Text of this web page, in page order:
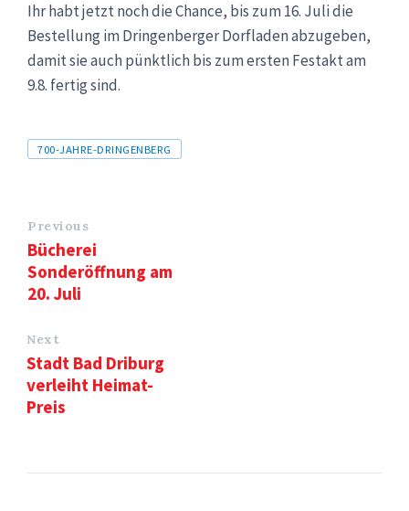
Ihr habt jetzt noch die Chance, bis zum 16. Juli die
Bestellung im Dringenberger Dorfladen abzugeben,
damit sie auch pünktlich bis zum ersten Festakt am
9.8. fertig sind.
Tags
700-JAHRE-DRINGENBERG
Previous
Bücherei
Sonderöffnung am
20. Juli
Next
Stadt Bad Driburg
verleiht Heimat-
Preis